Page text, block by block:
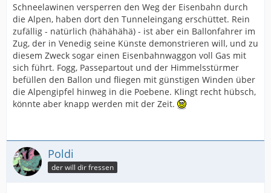
Schneelawinen versperren den Weg der Eisenbahn durch
die Alpen, haben dort den Tunneleingang erschüttet. Rein
zufällig - natürlich (hähähähä) - ist aber ein Ballonfahrer im
Zug, der in Venedig seine Künste demonstrieren will, und zu
diesem Zweck sogar einen Eisenbahnwaggon voll Gas mit
sich führt. Fogg, Passepartout und der Himmelsstürmer
befüllen den Ballon und fliegen mit günstigen Winden über
die Alpengipfel hinweg in die Poebene. Klingt recht hübsch,
könnte aber knapp werden mit der Zeit.
Poldi
der will dir fressen